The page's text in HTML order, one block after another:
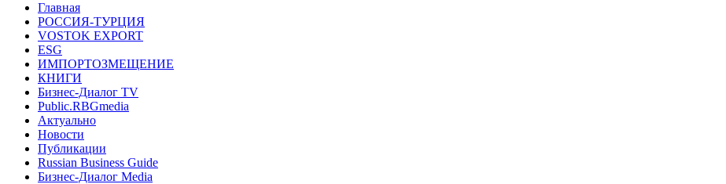
Главная
РОССИЯ-ТУРЦИЯ
VOSTOK EXPORT
ESG
ИМПОРТОЗМЕЩЕНИЕ
КНИГИ
Бизнес-Диалог TV
Public.RBGmedia
Актуально
Новости
Публикации
Russian Business Guide
Бизнес-Диалог Media